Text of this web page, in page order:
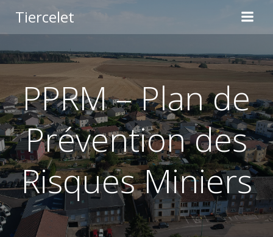
contenu
Tiercelet
PPRM – Plan de
Prévention des
Risques Miniers